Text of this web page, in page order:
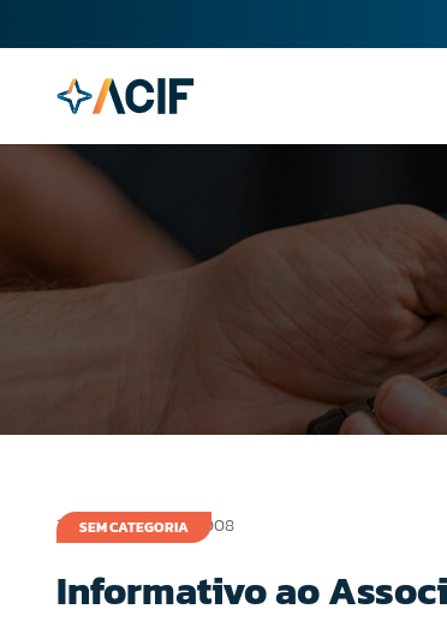
SEM CATEGORIA
12 de novembro de 2008
Informativo ao